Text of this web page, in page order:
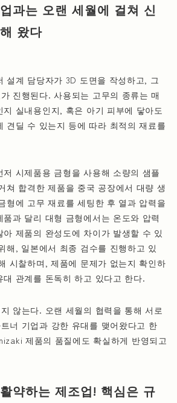
과는 오랜 세월에 걸쳐 신
왔다
설계 담당자가 3D 도면을 작성하고, 그
진행된다. 사용되는 고무의 종류는 매
실내용인지, 혹은 아기 피부에 닿아도
견딜 수 있는지 등에 따라 최적의 재료를
시제품용 금형을 사용해 소량의 샘플
쳐 합격한 제품을 중국 공장에서 대량 생
형에 고무 재료를 세팅한 후 열과 압력을
과 달리 대형 금형에서는 온도와 압력
제품의 완성도에 차이가 발생할 수 있
해, 일본에서 최종 검수를 진행하고 있
시찰하며, 제품에 문제가 없는지 확인하
대 관계를 돈독히 하고 있다고 한다.
않는다. 오랜 세월의 협력을 통해 서로
너 기업과 강한 유대를 맺어왔다고 한
제품의 품질에도 확실하게 반영되고
약하는 제조업! 핵심은 규